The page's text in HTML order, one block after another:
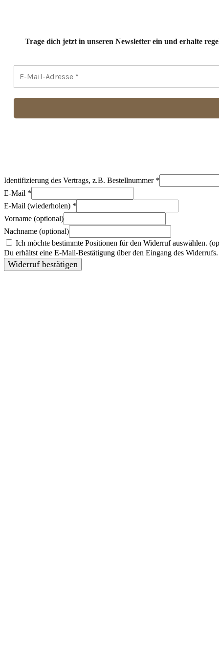
Trage dich jetzt in unseren Newsletter ein und erhalte
Identifizierung des Vertrags, z.B. Bestellnummer *
E-Mail *
E-Mail (wiederholen) *
Vorname (optional)
Nachname (optional)
Ich möchte bestimmte Positionen für den Widerruf auswählen.
Du erhältst eine E-Mail-Bestätigung über den Eingang des
Widerruf bestätigen